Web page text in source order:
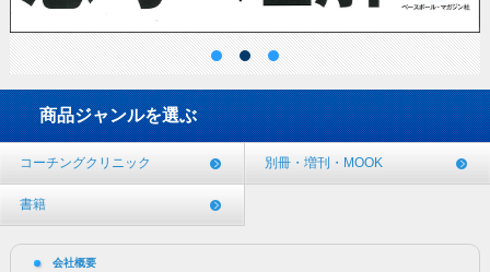
商品ジャンルを選ぶ
コーチングクリニック 別冊・増刊・MOOK
書籍
会社概要